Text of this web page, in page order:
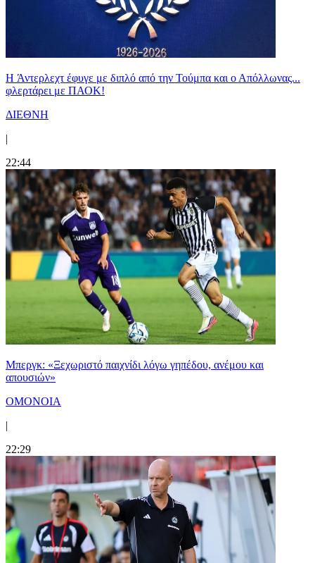
H Άντερλεχτ έφυγε με διπλό από την Τούμπα και ο Απόλλωνας...
φλερτάρει με ΠΑΟΚ!
ΔΙΕΘΝΗ
|
22:44
Μπεργκ: «Ξεχωριστό παιχνίδι λόγω γηπέδου, ανέμου και
απουσιών»
ΟΜΟΝΟΙΑ
|
22:29